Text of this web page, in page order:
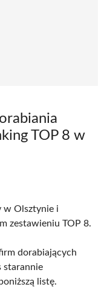
TOP 8 w
w Olsztynie i
zestawieniu TOP 8.
dorabiających
starannie
listę.